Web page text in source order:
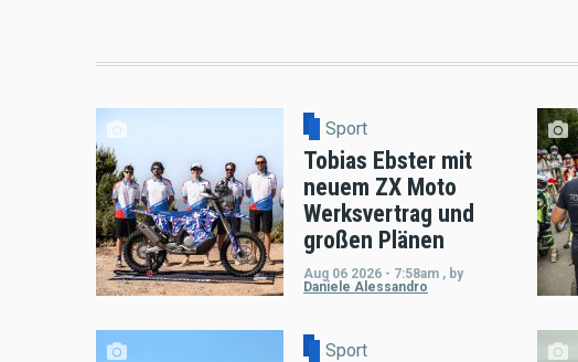
Sport
Tobias Ebster mit
neuem ZX Moto
Werksvertrag und
großen Plänen
Aug 06 2026 - 7:58am , by
Daniele Alessandro
Sport